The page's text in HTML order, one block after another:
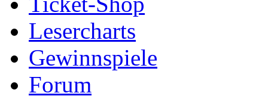
Lesercharts
Gewinnspiele
Forum